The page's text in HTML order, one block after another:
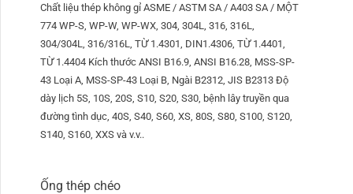
Chất liệu thép không gỉ ASME / ASTM SA / A403 SA / MỘT
774 WP-S, WP-W, WP-WX, 304, 304L, 316, 316L,
304/304L, 316/316L, TỪ 1.4301, DIN1.4306, TỪ 1.4401,
TỪ 1.4404 Kích thước ANSI B16.9, ANSI B16.28, MSS-SP-
43 Loại A, MSS-SP-43 Loại B, Ngài B2312, JIS B2313 Độ
dày lịch 5S, 10S, 20S, S10, S20, S30, bệnh lây truyền qua
đường tình dục, 40S, S40, S60, XS, 80S, S80, S100, S120,
S140, S160, XXS và v.v..
Ống thép chéo